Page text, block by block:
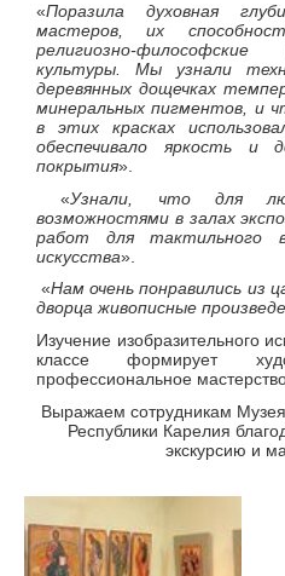
«Поразила духовная
мастеров, их
религиозно-
культуры. Мы узнали
деревянных дощечках
минеральных пигментов, и
в этих красках
обеспечивало яркость и
покрытия».
«Узнали, что для
возможностями в залах
работ для тактильного
искусства».
«Нам очень понравились из
дворца живописные
Изучение изобразительного
классе формирует
профессиональное
Выражаем сотрудникам Музея
Республики Карелия
экскурсию и